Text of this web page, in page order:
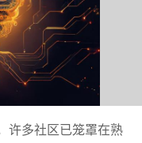
许多社区已笼罩在熟